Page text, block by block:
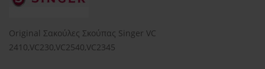
Original Σακούλες Σκούπας Singer VC
2410,VC230,VC2540,VC2345